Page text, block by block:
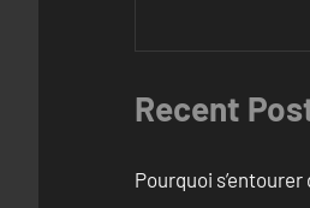
Recent
Pourquoi